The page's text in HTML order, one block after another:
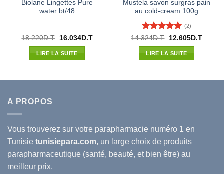
Biolane Lingettes Pure
water bt/48
18.220D.T
Le
initial
était :
16.034D.TLe
LIRE LA SUITE
Mustela savon surgras pain
au cold-cream 100g
Note5 sur
5
(2)
14.324D.T
Le
initial
était :
12.605D.TLe
LIRE LA SUITE
A PROPOS
Vous trouverez sur votre parapharmacie numéro 1 en
Tunisie tunisiepara.com, un large choix de produits
parapharmaceutique (santé, beauté, et bien être) au
meilleur prix.